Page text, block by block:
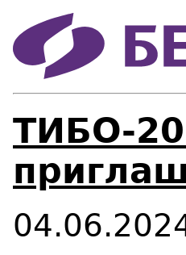
ТИБО-